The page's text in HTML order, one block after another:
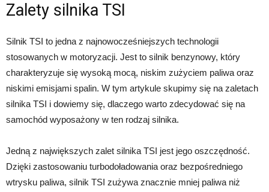
Zalety silnika TSI
Silnik TSI to jedna z najnowocześniejszych technologii
stosowanych w motoryzacji. Jest to silnik benzynowy, który
charakteryzuje się wysoką mocą, niskim zużyciem paliwa oraz
niskimi emisjami spalin. W tym artykule skupimy się na zaletach
silnika TSI i dowiemy się, dlaczego warto zdecydować się na
samochód wyposażony w ten rodzaj silnika.
Jedną z największych zalet silnika TSI jest jego oszczędność.
Dzięki zastosowaniu turbodoładowania oraz bezpośredniego
wtrysku paliwa, silnik TSI zużywa znacznie mniej paliwa niż